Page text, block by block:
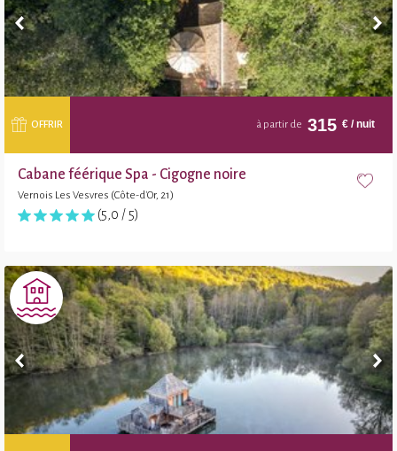
OFFRIR à partir de 315 € / nuit
Cabane féérique Spa - Cigogne noire
Vernois Les Vesvres (Côte-d'Or, 21)
(5,0 / 5)